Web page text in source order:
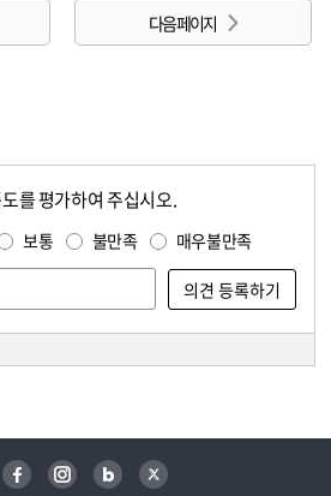
다음 페이지
를 평가하여 주십시오.
보통 불만족 매우불만족
페이스북 인스타그램 블로그 트위터